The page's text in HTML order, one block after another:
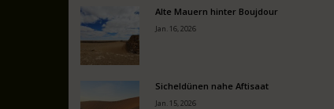
Alte Mauern hinter Boujdour
Jan. 16, 2026
Sicheldünen nahe Aftisaat
Jan. 15, 2026